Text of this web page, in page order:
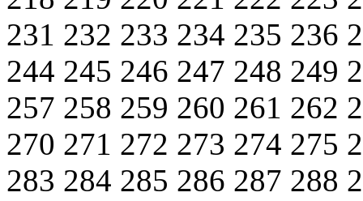
231 232 233 234 235 236
244 245 246 247 248 249
257 258 259 260 261 262
270 271 272 273 274 275
283 284 285 286 287 288